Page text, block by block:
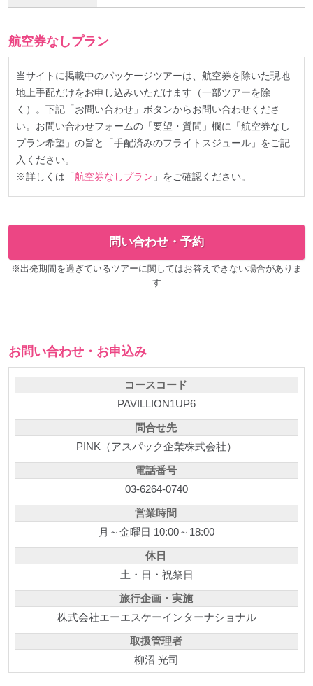
航空券なしプラン
当サイトに掲載中のパッケージツアーは、航空券を除いた現地
地上手配だけをお申し込みいただけます（一部ツアーを除
く）。下記「お問い合わせ」ボタンからお問い合わせくださ
い。お問い合わせフォームの「要望・質問」欄に「航空券なし
プラン希望」の旨と「手配済みのフライトスジュール」をご記
入ください。
※詳しくは「 航空券なしプラン 」をご確認ください。
問い合わせ・予約
※出発期間を過ぎているツアーに関してはお答えできない場合がありま
す
お問い合わせ・お申込み
コースコード
PAVILLION1UP6
問合せ先
PINK（アスパック企業株式会社）
電話番号
03-6264-0740
営業時間
月～金曜日 10:00～18:00
休日
土・日・祝祭日
旅行企画・実施
株式会社エーエスケーインターナショナル
取扱管理者
柳沼 光司